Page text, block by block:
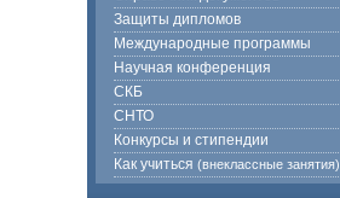
Защиты дипломов
Международные программы
Научная конференция
СКБ
СНТО
Конкурсы и стипендии
Как учиться (внеклассные занятия)